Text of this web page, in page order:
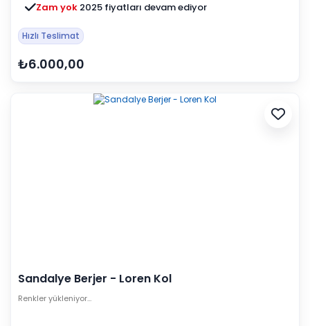
Zam yok 2025 fiyatları devam ediyor
Hızlı Teslimat
₺6.000,00
Sandalye Berjer - Loren Kol
Renkler yükleniyor…